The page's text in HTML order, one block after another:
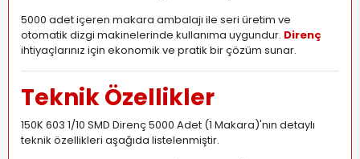
5000 adet içeren makara ambalajı ile seri üretim ve
otomatik dizgi makinelerinde kullanıma uygundur. Direnç
ihtiyaçlarınız için ekonomik ve pratik bir çözüm sunar.
Teknik Özellikler
150K 603 1/10 SMD Direnç 5000 Adet (1 Makara)'nın detaylı
teknik özellikleri aşağıda listelenmiştir.